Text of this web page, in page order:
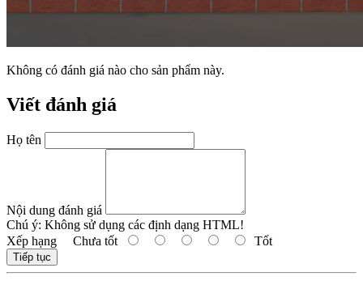
Không có đánh giá nào cho sản phẩm này.
Viết đánh giá
Họ tên
Nội dung đánh giá
Chú ý: Không sử dụng các định dạng HTML!
Xếp hạng Chưa tốt Tốt
Tiếp tục